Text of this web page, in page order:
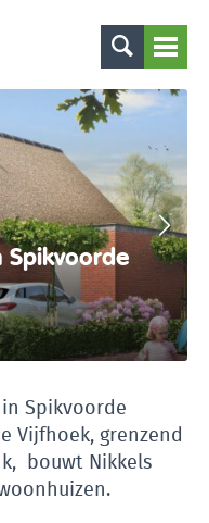
Spikvoorde
Vijfhoek, grenzend
bouwt Nikkels